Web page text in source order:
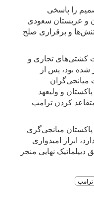
را پاسخی
و عربستان سعودی
و برقراری صلح
کشتی‌های تجاری و
بود، پس از
میانجی‌گران
و ولیعهد
کردن ترامپ
میانجی‌گری
ابراز امیدواری
نهایی منجر
ترامپ